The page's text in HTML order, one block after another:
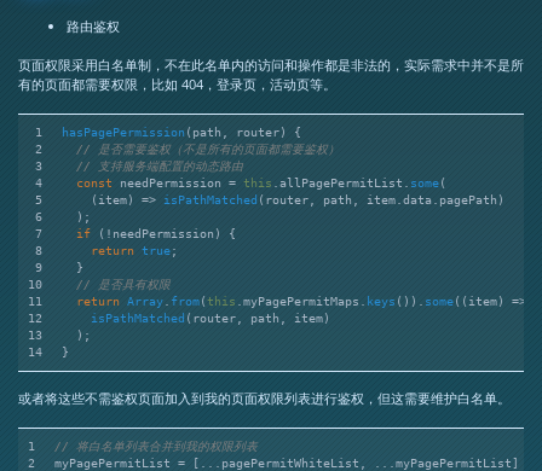
路由鉴权
页面权限采用白名单制，不在此名单内的访问和操作都是非法的，实际需求中并不是所
有的页面都需要权限，比如 404，登录页，活动页等。
1
2
3
4
5
6
7
8
9
10
11
12
13
14
hasPagePermission ( path, router) {
// 是否需要鉴权（不是所有的页面都需要鉴权）
// 支持服务端配置的动态路由
const needPermission = this .allPagePermitList . some(
( item) => isPathMatched (router, path, item.data . pagePath )
  );
if (!needPermission) {
return true;
  }
// 是否具有权限
return Array. from(this .myPagePermitMaps . keys ()). some( ( item) =>
isPathMatched (router, path, item)
  );
}
或者将这些不需鉴权页面加入到我的页面权限列表进行鉴权，但这需要维护白名单。
1
2
// 将白名单列表合并到我的权限列表
myPagePermitList = [...pagePermitWhiteList, ...myPagePermitList]